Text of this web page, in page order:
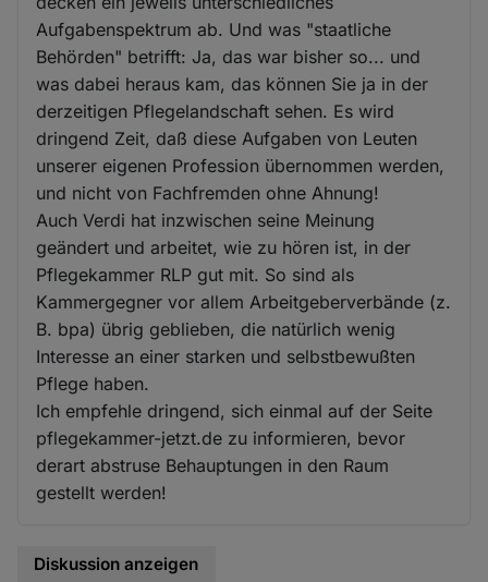
Aufgabenspektrum ab. Und was "staatliche
Behörden" betrifft: Ja, das war bisher so... und
was dabei heraus kam, das können Sie ja in der
derzeitigen Pflegelandschaft sehen. Es wird
dringend Zeit, daß diese Aufgaben von Leuten
unserer eigenen Profession übernommen werden,
und nicht von Fachfremden ohne Ahnung!
Auch Verdi hat inzwischen seine Meinung
geändert und arbeitet, wie zu hören ist, in der
Pflegekammer RLP gut mit. So sind als
Kammergegner vor allem Arbeitgeberverbände (z.
B. bpa) übrig geblieben, die natürlich wenig
Interesse an einer starken und selbstbewußten
Pflege haben.
Ich empfehle dringend, sich einmal auf der Seite
pflegekammer-jetzt.de zu informieren, bevor
derart abstruse Behauptungen in den Raum
gestellt werden!
Diskussion anzeigen